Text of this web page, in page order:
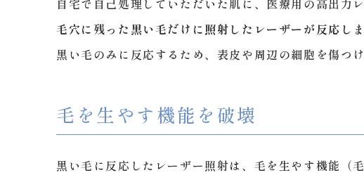
自宅で自己処理していただいた肌に、医療用の高出力
毛穴に残った黒い毛だけに照射したレーザーが反応しま
黒い毛のみに反応するため、表皮や周辺の細胞を傷つ
毛を生やす機能を破壊
黒い毛に反応したレーザー照射は、毛を生やす機能（